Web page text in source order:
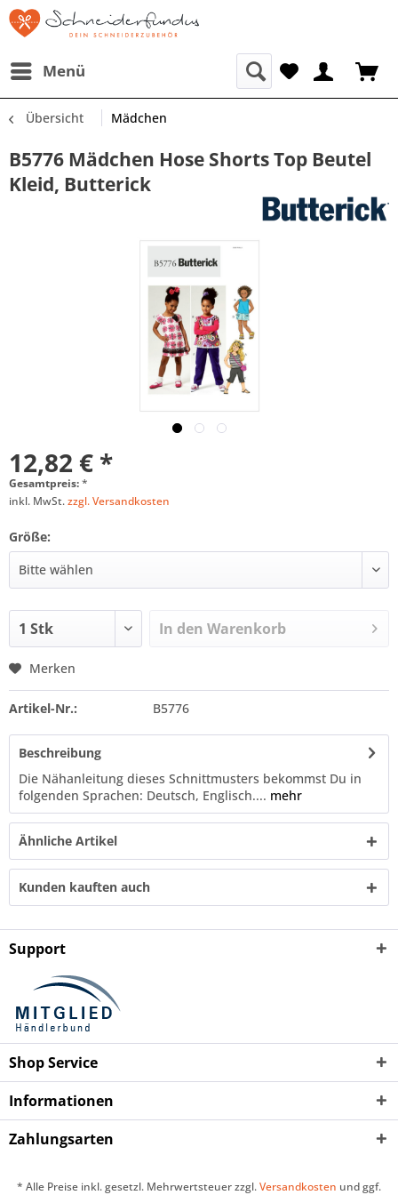
Menü
Übersicht Mädchen
B5776 Mädchen Hose Shorts Top Beutel
Kleid, Butterick
12,82 € *
Gesamtpreis:*
inkl. MwSt.zzgl. Versandkosten
Größe:
In den Warenkorb
Merken
Artikel-Nr.: B5776
Beschreibung
Die Nähanleitung dieses Schnittmusters bekommst Du in
folgenden Sprachen: Deutsch, Englisch.... mehr
Ähnliche Artikel
Kunden kauften auch
Support
Shop Service
Informationen
Zahlungsarten
* Alle Preise inkl. gesetzl. Mehrwertsteuer zzgl.Versandkosten und ggf.